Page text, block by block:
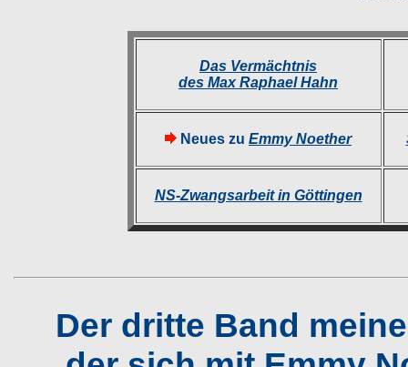
Das Vermächtnis
des Max Raphael Hahn
Neues zu Emmy Noether
NS-Zwangsarbeit in Göttingen
Der dritte Band